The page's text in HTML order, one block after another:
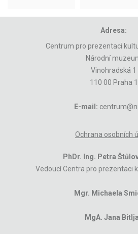
Adresa:
Centrum pro prezentaci
Národní
Vinohradská 1
110 00 Praha 1
E-mail:
Ochrana osobních
PhDr. Ing. Petra
Vedoucí Centra pro prezentaci
Mgr. Michaela
MgA. Jana